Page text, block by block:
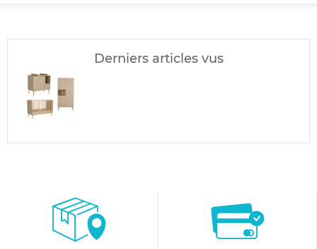
Derniers articles vus